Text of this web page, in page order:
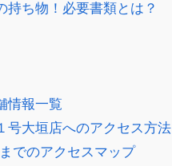
持ち物！必要書類とは？
情報一覧
号大垣店へのアクセス方法
でのアクセスマップ